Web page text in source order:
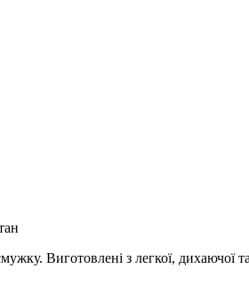
Виготовлені з легкої, дихаючої